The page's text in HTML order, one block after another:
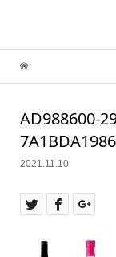
AD988600-
2021.11.10